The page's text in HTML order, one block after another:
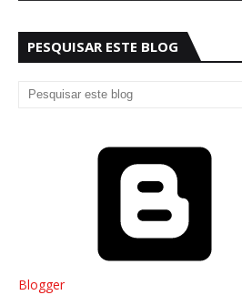
PESQUISAR ESTE BLOG
Blogger